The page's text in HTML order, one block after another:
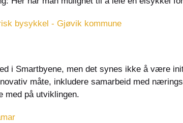
bysykkel - Gjøvik kommune
i Smartbyene, men det synes ikke å være
måte, inkludere samarbeid med
med på utviklingen.